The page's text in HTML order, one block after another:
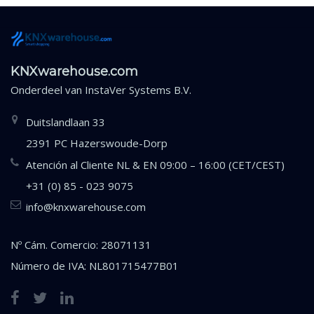
KNXwarehouse.com
Onderdeel van InstaVer Systems B.V.
Duitslandlaan 33
2391 PC Hazerswoude-Dorp
Atención al Cliente NL & EN 09:00 – 16:00 (CET/CEST)
+31 (0) 85 - 023 9075
info@knxwarehouse.com
Nº Cám. Comercio: 28071131
Número de IVA: NL801715477B01